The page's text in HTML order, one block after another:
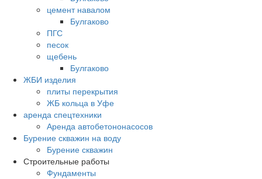
цемент навалом
Булгаково
ПГС
песок
щебень
Булгаково
ЖБИ изделия
плиты перекрытия
ЖБ кольца в Уфе
аренда спецтехники
Аренда автобетононасосов
Бурение скважин на воду
Бурение скважин
Строительные работы
Фундаменты